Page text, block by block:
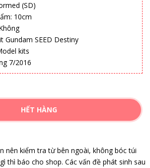
(SD)
10cm
Gundam SEED Destiny
kits
7/2016
HẾT HÀNG
nên kiểm tra từ bên ngoài, không bóc túi
thì báo cho shop. Các vấn đề phát sinh sau